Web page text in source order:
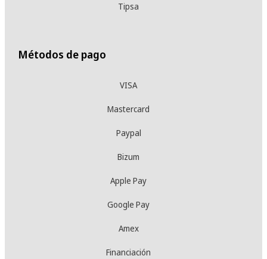
Tipsa
Métodos de pago
VISA
Mastercard
Paypal
Bizum
Apple Pay
Google Pay
Amex
Financiación